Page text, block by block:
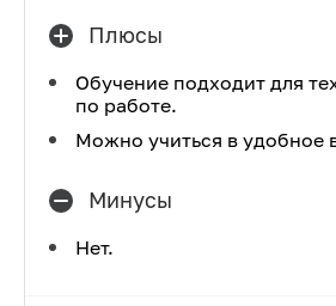
Плюсы
Обучение подходит для
по работе.
Можно учиться в удобное
Минусы
Нет.